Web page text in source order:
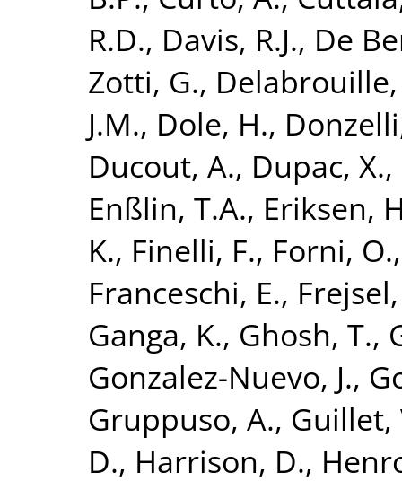
R.D., Davis, R.J., De
Zotti, G., Delabrouille,
J.M., Dole, H.,
Ducout, A., Dupac, X.,
Enßlin, T.A., Eriksen,
K., Finelli, F., Forni, O.
Franceschi, E.,
Ganga, K., Ghosh, T.,
Gonzalez-Nuevo, J.,
Gruppuso, A., Guillet,
D., Harrison, D.,